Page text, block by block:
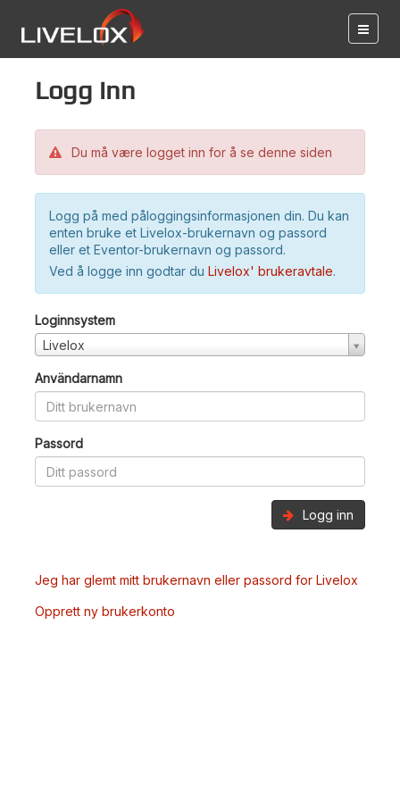
Logg inn
Du må være logget inn for å se denne siden
Logg på med påloggingsinformasjonen din. Du kan
enten bruke et Livelox-brukernavn og passord
eller et Eventor-brukernavn og passord.
Ved å logge inn godtar du Livelox' brukeravtale.
Loginnsystem
Livelox
Användarnamn
Passord
Logg inn
Jeg har glemt mitt brukernavn eller passord for Livelox
Opprett ny brukerkonto